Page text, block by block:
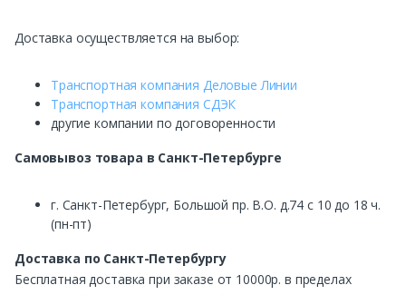
Доставка осуществляется на выбор:
Транспортная компания Деловые Линии
Транспортная компания СДЭК
другие компании по договоренности
Самовывоз товара в Санкт-Петербурге
г. Санкт-Петербург, Большой пр. В.О. д.74 с 10 до 18 ч.
(пн-пт)
Доставка по Санкт-Петербургу
Бесплатная доставка при заказе от 10000р. в пределах